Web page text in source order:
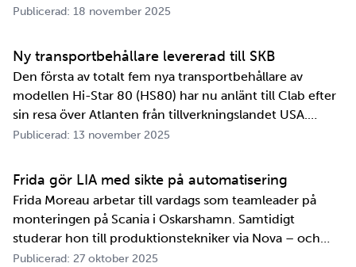
Agency, KORAD. Avtalet, som är ett så kallat
samarbetet mellan de två organisationerna. …
Publicerad: 18 november 2025
Ny transportbehållare levererad till SKB
Den första av totalt fem nya transportbehållare av
modellen Hi-Star 80 (HS80) har nu anlänt till Clab efter
sin resa över Atlanten från tillverkningslandet USA.
Innan transportbehållaren kan bli en del av SKB:s
tester och utbildningar. Redan 2008 i…
Publicerad: 13 november 2025
Frida gör LIA med sikte på automatisering
Frida Moreau arbetar till vardags som teamleader på
monteringen på Scania i Oskarshamn. Samtidigt
studerar hon till produktionstekniker via Nova – och
under tio veckor i höst gör hon både sin praktik, även
Publicerad: 27 oktober 2025